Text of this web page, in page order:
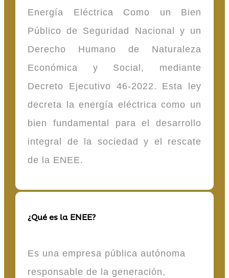
Energía Eléctrica Como un Bien
Público de Seguridad Nacional y un
Derecho Humano de Naturaleza
Económica y Social, mediante
Decreto Ejecutivo 46-2022. Esta ley
decreta la energía eléctrica como un
bien fundamental para el desarrollo
integral de la sociedad y el rescate
de la ENEE.
¿Qué es la ENEE?
Es una empresa pública autónoma
responsable de la generación,